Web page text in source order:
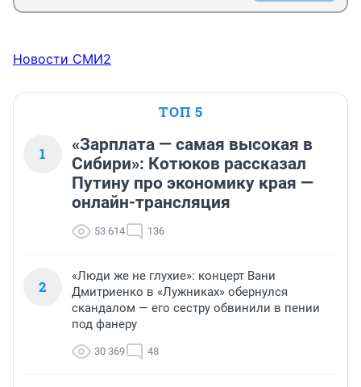
Новости СМИ2
ТОП 5
1
«Зарплата — самая высокая в
Сибири»: Котюков рассказал
Путину про экономику края —
онлайн-трансляция
53 614 136
2
«Люди же не глухие»: концерт Вани
Дмитриенко в «Лужниках» обернулся
скандалом — его сестру обвинили в пении
под фанеру
30 369 48